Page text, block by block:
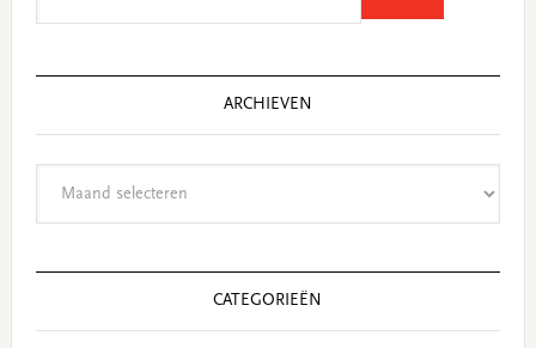
ARCHIEVEN
CATEGORIEËN